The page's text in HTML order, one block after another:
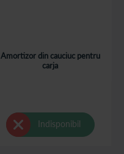
Amortizor din cauciuc pentru
carja
Indisponibil